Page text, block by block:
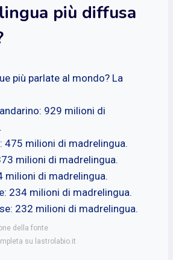
più diffusa
più parlate al mondo? La
929 milioni di
475 milioni di madrelingua.
milioni di madrelingua.
milioni di madrelingua.
234 milioni di madrelingua.
232 milioni di madrelingua.
della fonte
su lastrolabio.it